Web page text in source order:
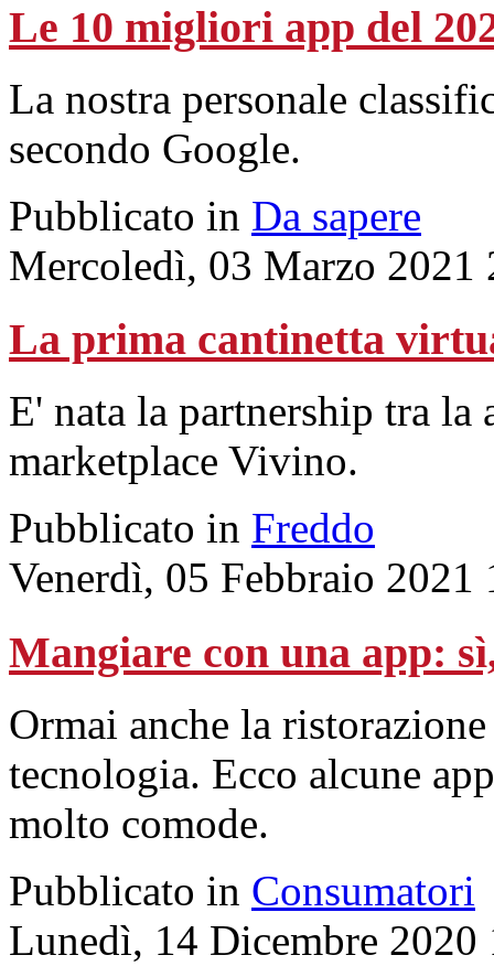
Le 10 migliori app del
La nostra personale
secondo Google.
Pubblicato in Da sapere
Mercoledì, 03 Marzo 2021
La prima cantinetta
E' nata la partnership tra
marketplace Vivino.
Pubblicato in Freddo
Venerdì, 05 Febbraio 2021
Mangiare con una app:
Ormai anche la
tecnologia. Ecco alcune
molto comode.
Pubblicato in Consumatori
Lunedì, 14 Dicembre 2020